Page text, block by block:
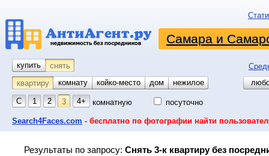
Самара и
купить снять
квартиру
комнату койко-место дом гараж
участок
нежилое
С 1 2 3 4+ комнатную посуточно
Search4Faces.com - бесплатно по фотографии найти
Результаты по запросу: Снять 3-к квартиру без